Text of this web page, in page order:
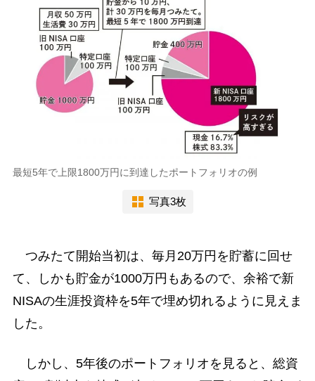
最短5年で上限1800万円に到達したポートフォリオの例
写真3枚
つみたて開始当初は、毎月20万円を貯蓄に回せ
て、しかも貯金が1000万円もあるので、余裕で新
NISAの生涯投資枠を5年で埋め切れるように見えま
した。
しかし、5年後のポートフォリオを見ると、総資